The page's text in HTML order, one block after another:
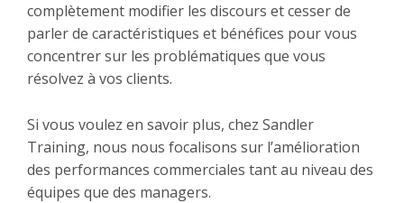
complètement modifier les discours et cesser de
parler de caractéristiques et bénéfices pour vous
concentrer sur les problématiques que vous
résolvez à vos clients.
Si vous voulez en savoir plus, chez Sandler
Training, nous nous focalisons sur l’amélioration
des performances commerciales tant au niveau des
équipes que des managers.